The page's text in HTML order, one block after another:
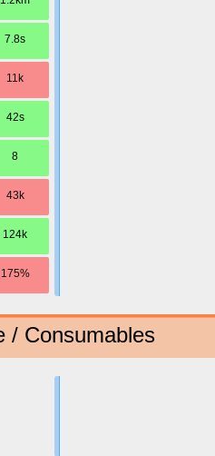
7.8s
11k
42s
8
43k
124k
175%
/ Consumables